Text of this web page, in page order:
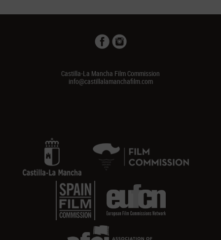
Castilla-La Mancha Film Commission
info@castillalamanchafilm.com